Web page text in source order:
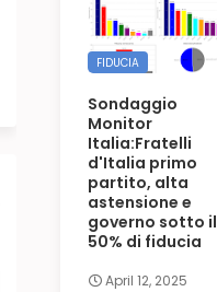
FIDUCIA
Sondaggio
Monitor
Italia:Fratelli
d'Italia primo
partito, alta
astensione e
governo sotto il
50% di fiducia
April 12, 2025